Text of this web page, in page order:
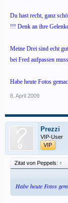
Du hast recht, ganz
!!! Denk an ihre
Meine Drei sind echt
bei Fred aufpassen
Habe heute Fotos
8. April 2009
Prezzi
VIP-User
VIP
Zitat von Peppels: ↑
Habe heute Fotos